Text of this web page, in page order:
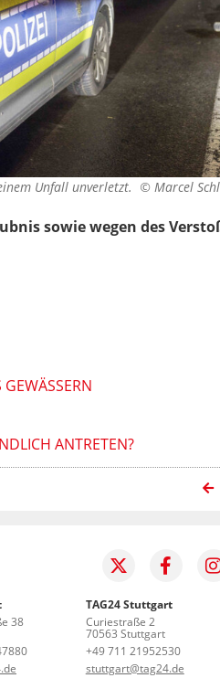
Unfall unverletzt. © Marcel
sowie wegen des
ANTRETEN?
38
TAG24 Stuttgart
Curiestraße 2
70563 Stuttgart
+49 711 21952530
stuttgart@tag24.de